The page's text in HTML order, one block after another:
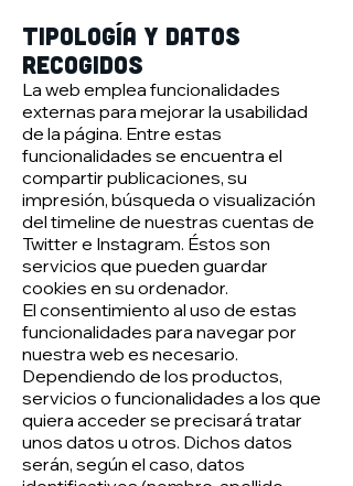
Tipología y datos
recogidos
La web emplea funcionalidades
externas para mejorar la usabilidad
de la página. Entre estas
funcionalidades se encuentra el
compartir publicaciones, su
impresión, búsqueda o visualización
del timeline de nuestras cuentas de
Twitter e Instagram. Éstos son
servicios que pueden guardar
cookies en su ordenador.
El consentimiento al uso de estas
funcionalidades para navegar por
nuestra web es necesario.
Dependiendo de los productos,
servicios o funcionalidades a los que
quiera acceder se precisará tratar
unos datos u otros. Dichos datos
serán, según el caso, datos